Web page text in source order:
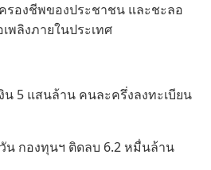
รองชีพของประชาชน และชะลอ
พลิงภายในประเทศ
น 5 แสนล้าน คนละครึ่งลงทะเบียน
น กองทุนฯ ติดลบ 6.2 หมื่นล้าน